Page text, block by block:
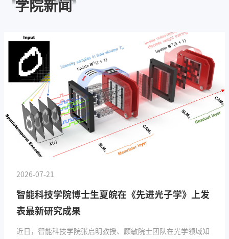
学院新闻
2026-07-21
智能科技学院博士生夏皖在《先进光子学》上发
表最新研究成果
近日，智能科技学院张启明教授、顾敏院士团队在光学领域知